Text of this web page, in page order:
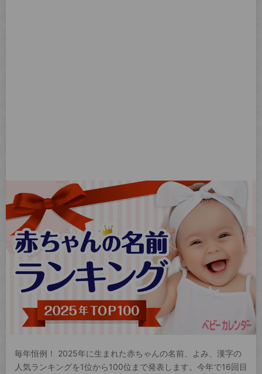
毎年恒例！ 2025年に生まれた赤ちゃんの名前、よみ、漢字の
人気ランキングを1位から100位まで発表します。今年で16回目